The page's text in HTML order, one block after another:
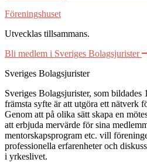
Föreningshuset
Utvecklas tillsammans.
Bli medlem i Sveriges Bolagsjurister
Sveriges Bolagsjurister
Sveriges Bolagsjurister, som bildades
främsta syfte är att utgöra ett nätverk
Genom att på olika sätt skapa en
att erbjuda mervärde för sina
mentorskapsprogram etc. vill
professionella erfarenheter och
i yrkeslivet.